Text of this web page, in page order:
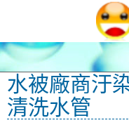
水被廠商汙
清洗水管